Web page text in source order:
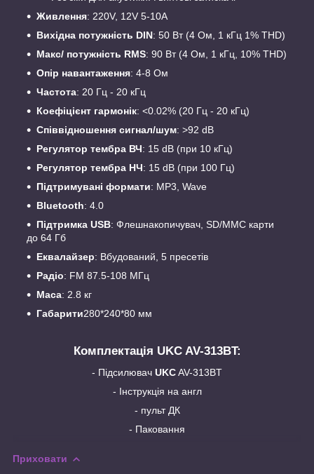
Живлення: 220V, 12V 5-10A
Вихідна потужність DIN: 50 Вт (4 Ом, 1 кГц 1% THD)
Макс/ потужність RMS: 90 Вт (4 Ом, 1 кГц, 10% THD)
Опір навантаження: 4-8 Ом
Частота: 20 Гц - 20 кГц
Коефіцієнт гармонік: <0.02% (20 Гц - 20 кГц)
Співвідношення сигнал/шум: >92 dB
Регулятор тембра ВЧ: 15 dB (при 10 кГц)
Регулятор тембра НЧ: 15 dB (при 100 Гц)
Підтримувані формати: MP3, Wave
Bluetooth: 4.0
Підтримка USB: Флешнакопичувач, SD/MMC карти
до 64 Гб
Еквалайзер: Вбудований, 5 пресетів
Радіо: FM 87.5-108 МГц
Маса: 2.8 кг
Габарити280*240*80 мм
Комплектація UKC AV-313BT:
- Підсилювач UKCAV-313BT
- Інструкція на англ
- пульт ДК
- Паковання
Приховати